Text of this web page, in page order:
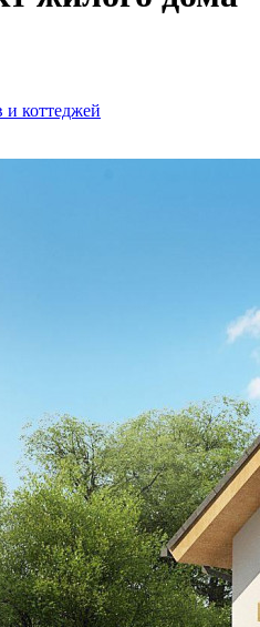
и коттеджей